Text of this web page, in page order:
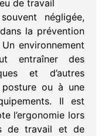
de travail
négligée,
la prévention
environnement
entraîner des
et d’autres
ou à une
Il est
l’ergonomie lors
de travail et de